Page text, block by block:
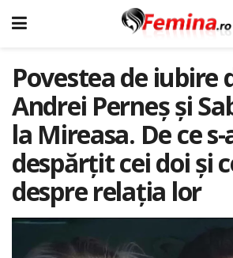
Povestea de iubire
Andrei Perneș și
la Mireasa. De ce s-
despărțit cei doi și
despre relația lor